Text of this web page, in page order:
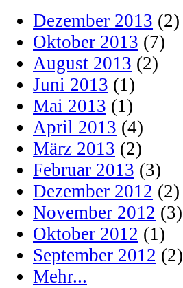
Dezember 2013 (2)
Oktober 2013 (7)
August 2013 (2)
Juni 2013 (1)
Mai 2013 (1)
April 2013 (4)
März 2013 (2)
Februar 2013 (3)
Dezember 2012 (2)
November 2012 (3)
Oktober 2012 (1)
September 2012 (2)
Mehr...